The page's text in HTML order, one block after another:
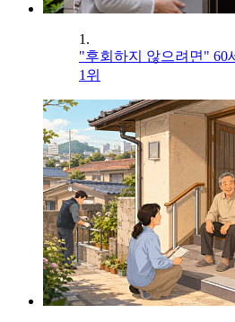
1.
"후회하지 않으려면" 60
1위